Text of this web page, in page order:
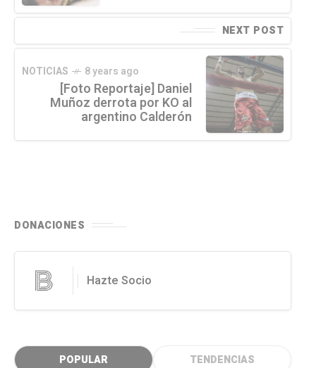
NEXT POST
NOTICIAS 8 years ago
[Foto Reportaje] Daniel
Muñoz derrota por KO al
argentino Calderón
DONACIONES
Hazte Socio
POPULAR TENDENCIAS